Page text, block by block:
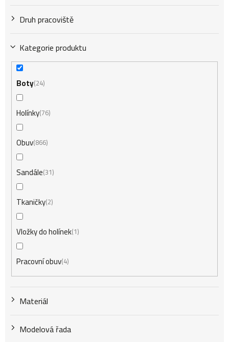
Druh pracoviště
Kategorie produktu
Boty 24
Holínky76
Obuv 866
Sandále 31
Tkaničky 2
Vložky do holínek 1
Pracovní obuv 4
Materiál
Modelová řada